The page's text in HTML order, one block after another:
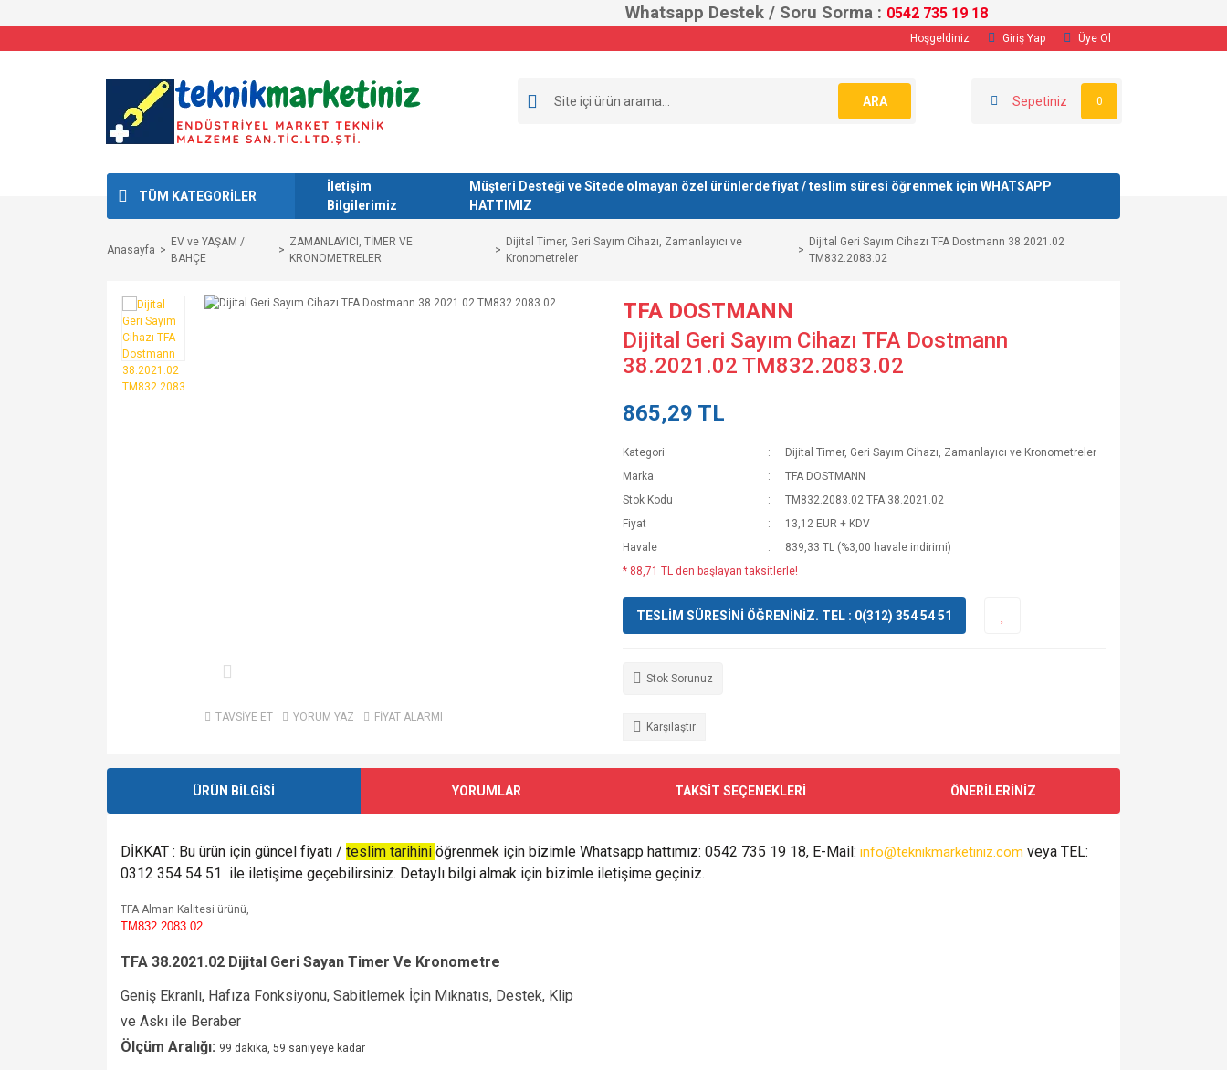
Whatsapp Destek / Soru Sorma : 0542 735 19 18
Hoşgeldiniz Giriş Yap Üye Ol
ARA Sepetiniz 0
TÜM KATEGORİLER
İletişim
Bilgilerimiz
Müşteri Desteği ve Sitede olmayan özel ürünlerde fiyat / teslim süresi öğrenmek için WHATSAPP
HATTIMIZ
Anasayfa
EV ve YAŞAM /
BAHÇE
ZAMANLAYICI, TİMER VE
KRONOMETRELER
Dijital Timer, Geri Sayım Cihazı, Zamanlayıcı ve
Kronometreler
Dijital Geri Sayım Cihazı TFA Dostmann 38.2021.02
TM832.2083.02
TAVSİYE ET YORUM YAZ FİYAT ALARMI
TFA DOSTMANN
Dijital Geri Sayım Cihazı TFA Dostmann
38.2021.02 TM832.2083.02
865,29 TL
Kategori
Dijital Timer, Geri Sayım Cihazı, Zamanlayıcı ve Kronometreler
Marka
TFA DOSTMANN
Stok Kodu
TM832.2083.02 TFA 38.2021.02
Fiyat
13,12 EUR + KDV
Havale
839,33 TL (%3,00 havale indirimi)
* 88,71 TL den başlayan taksitlerle!
TESLİM SÜRESİNİ ÖĞRENİNİZ. TEL : 0(312) 354 54 51
Stok Sorunuz
Karşılaştır
ÜRÜN BİLGİSİ YORUMLAR TAKSİT SEÇENEKLERİ ÖNERİLERİNİZ
DİKKAT : Bu ürün için güncel fiyatı / teslim tarihini öğrenmek için bizimle Whatsapp hattımız: 0542 735 19 18, E-Mail: info@teknikmarketiniz.com veya TEL:
0312 354 54 51 ile iletişime geçebilirsiniz. Detaylı bilgi almak için bizimle iletişime geçiniz.
TFA Alman Kalitesi ürünü,
TM832.2083.02
TFA 38.2021.02 Dijital Geri Sayan Timer Ve Kronometre
Geniş Ekranlı, Hafıza Fonksiyonu, Sabitlemek İçin Mıknatıs, Destek, Klip
ve Askı ile Beraber
Ölçüm Aralığı: 99 dakika, 59 saniyeye kadar